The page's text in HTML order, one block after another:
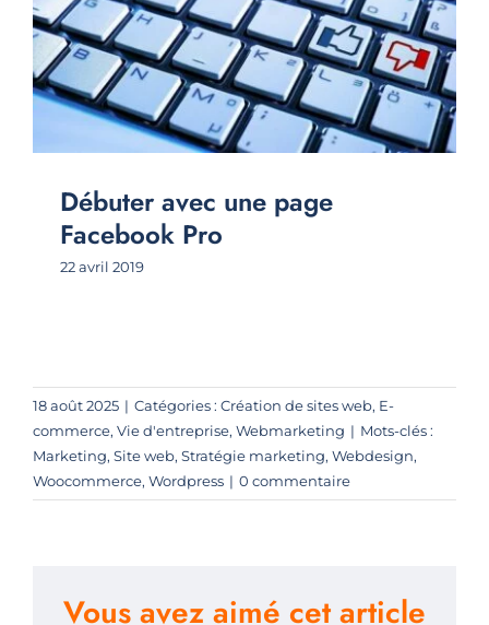
Débuter avec une page
Facebook Pro
22 avril 2019
18 août 2025 | Catégories : Création de sites web, E-
commerce, Vie d'entreprise, Webmarketing | Mots-clés :
Marketing, Site web, Stratégie marketing, Webdesign,
Woocommerce, Wordpress | 0 commentaire
Vous avez aimé cet article